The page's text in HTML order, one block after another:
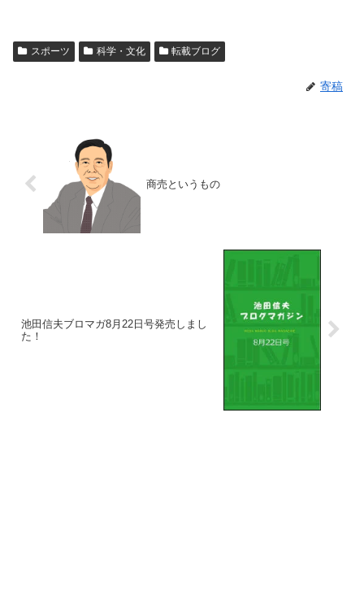
スポーツ 科学・文化 転載ブログ
寄稿
商売というもの
池田信夫ブロマガ8月22日号発売しまし
た！